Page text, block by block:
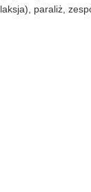
paraliż,